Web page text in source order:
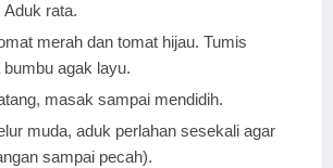
Aduk rata.
merah dan tomat hijau. Tumis
agak layu.
masak sampai mendidih.
muda, aduk perlahan sesekali agar
sampai pecah).